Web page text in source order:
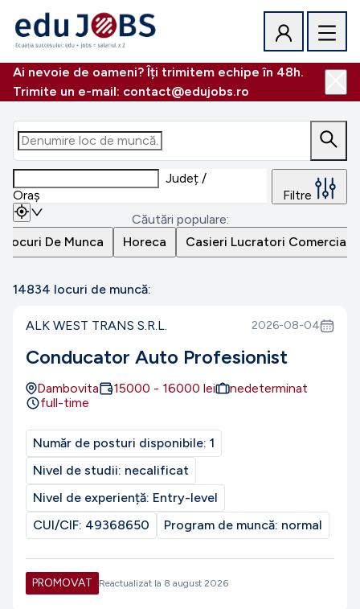
Ai nevoie de oameni? Îți trimitem echipe în 48h.
Trimite un e-mail: contact@edujobs.ro
Județ /
Oraș
Filtre
Căutări populare:
Locuri De Munca
Horeca Casieri Lucratori Comerciali
14834 locuri de muncă:
ALK WEST TRANS S.R.L. 2026-08-04
Conducator Auto Profesionist
Dambovita 15000 - 16000 lei
nedeterminat
full-time
Număr de posturi disponibile: 1
Nivel de studii: necalificat
Nivel de experiență: Entry-level
CUI/CIF: 49368650 Program de muncă: normal
PROMOVAT Reactualizat la 8 august 2026